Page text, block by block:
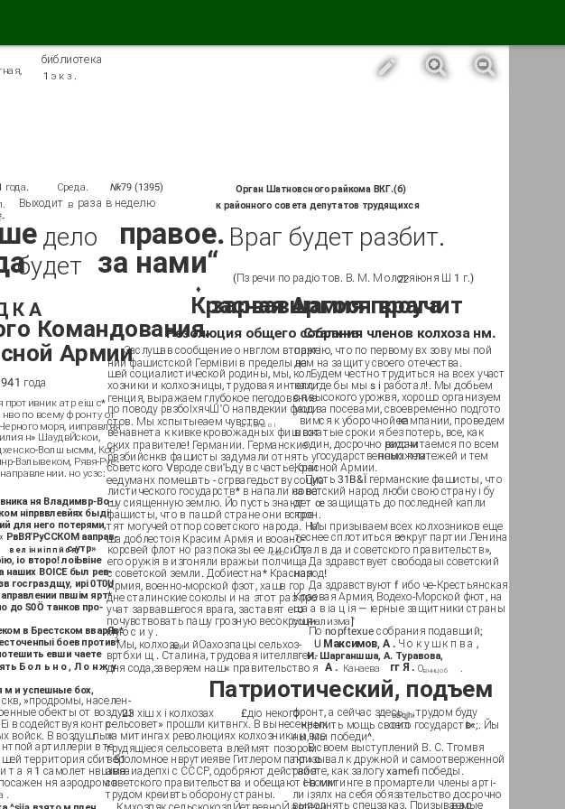
библиотека
1 э к з .
Среда. Nk79 (1395)
Выходит в раза в неделю
Орган Шатновсного райкома ВКГ.(б)
к районного совета депутатов трудящихся
дело
правое.
будет за нами“
Враг будет разбит.
(Пз речи по радіо тов. В. М. М олотя
22 іюня Ш 1 г.)
К А
Командования.
Армии
года
противник атр еіш с*
нво по всему фронту от
моря, ииправляя
н» ШаудвЙскои,
Волш ысмм, Коб-
Вэлывеком, Рявя-Руе-
но усзс:
ня Владимвр-Во-
ніпрввлевйях быді
для него потерями,
РвВЯ'РуССКОМ ааправ-
в е л ін и іп п й с яс утр»
іо второ! лоіЬвіне
наших ВОІСЕ был рев-
госграздщу, ирі 0T0U
пвшім ярт*
до S0Ö танков про-
в Брестском вварЯв*
боев против*
евши чаете
Б о л ь н о , Л о н ж у
м и успешные бох,
»продромы, населен-
обекты от воздуш-
в содействуя контр-
войск. В воздушпых
артиллеріи в те­
территория сбит 51
т а я 1 самолет нвшіме
ня аэродром в
.
♦
Красная Армия проучит зарвавшагося врага
Резолюция общего собрания членов колхоза нм. Сталина
Заслушав сообщение о нвглом вторже­
нии фашистской Гермівиі в пределы на­
шей социалистической родины, мы, кол­
хозники и колхозницы, трудовая интелли­
генция, выражаем глубокое пегодоввниѳ
по поводу рвзбоІхячШ'О напвдекии фаши­
стов. Мы хспытыеаем чувство
ш іч ій ш о і
венавнета к кивке кровожадных фиш вот­
ских правителе! Германии. Германские
рвзбийснкв фашисты задумали отнять у
советского Vвроде сви'Ьду в счастье, они
еедуманх помешать - сгрвагедьству социа­
листического государств* в напали на ва­
шу сиященную землю. Йо пусть знают
фашисты, что в пашой стране они встре­
тят могучей отпор советского народа. На­
ша доблестоія Красим Армія и вооано-
корсвей флот но раз показы ее л и силу
сео
его оружія в изгоняли вражьи полчища
с советской земли. Добиестна* Красная
Армия, военно-морской фзот, хашв гор
дне сталинские соколы и на этот раз про
учат зарвавшегося врага, заставят его
почувствовать пашу грозную весокрушя-
мую с и у .
Мы, колхозе
леии йОахозпацы сельхоз-
вртбхи щ . Сталина, трудовая іителлвген-
дня сода,заверяем наш« правительство я
партію, что по первому вх зову мы пой­
дем на защиту своего отечества.
Будем честно трудиться на всех участ­
ках, где бы мы s i работал!. Мы добьем­
ся высокого урожвя, хорошо организуем
уіод за посевами, своевременно подгото­
вимся к уборочной кампании, проведем ее
в сжатые сроки я без потерь, все, как
один, досрочно рассчитаемся по всем видам
государственных платежей и тем поможем
Красной Армии.
Пусть 31B&Ï германские фашисты, что
советский народ люби свою страну і бу
дет œ защищать до последней капли
крон.
Мы призываем всех колхозников еще
теснее сплотиться вокруг партии Ленина —
Стал в да и советского правительств»,
Да здравствует свободаыі советский
народ!
Да здравствуют f ибо че-Крестьянская
Краевая Армия, Водехо-Морской фют, на­
ша а в іа ц ія — іерные защитники страны
социализма]'
По nopftexue собрания подавший;
U Максимов, А . Ч о к у ш к п в а ,
И. Шарганшша, А. Туравова,
А . Канаева гг Я . Овннцоб
Патриотический, подъем
23 хіш х і колхозах
£діо некого
сельсовет» прошли китвнгх. В вынесенных
ха митингах революциях колхозники и все
трудящіеся сельсовета влеймят позором
вероломное нврутиеяве Гитлером пакт» о
авяаиадепхі с СССР, одобряют действия
советского правительства и обещают своим
трудом крѳивть оборону страны.
фронт, а сейчас здесьobqjhi.трудом буду
крепить мощь своего государств«;. Йы сил
ь-
ны, мы победи^.
В своем выступлений В. С. Тгомвя
призывал к дружной и самоотверженной
работе, как залогу xamefi победы.
На митинге в промартели члены арті-
ли ізялх на себя обязательство досрочно
выполнять спецзаказ. Призываемые
в ар­